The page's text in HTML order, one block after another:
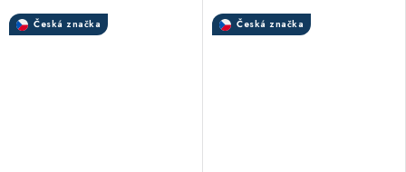
Česká značka Česká značka